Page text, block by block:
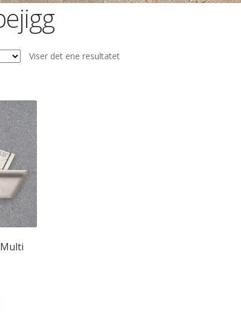
Viser det ene resultatet
Multi